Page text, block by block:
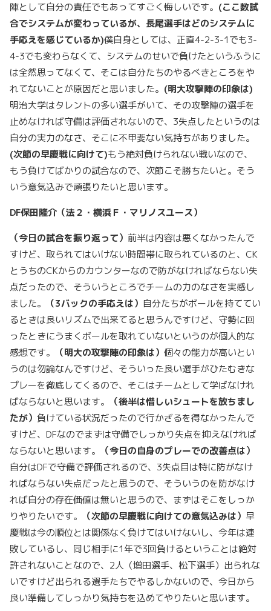
陣として自分の責任でもあってすごく悔しいです。 (ここ数試
合でシステムが変わっているが、長尾選手はどのシステムに
手応えを感じているか)僕自身としては、正直4-2-3-1でも3-
4-3でも変わらなくて、システムのせいで負けたというふうに
は全然思ってなくて、そこは自分たちのやるべきところをや
れてないことが原因だと思いました。 (明大攻撃陣の印象は)
明治大学はタレントの多い選手がいて、その攻撃陣の選手を
止めなければ守備は評価されないので、3失点したというのは
自分の実力のなさ、そこに不甲斐ない気持ちがありました。
(次節の早慶戦に向けて)もう絶対負けられない戦いなので、
もう負けてばかりの試合なので、次節こそ勝ちたいと。そう
いう意気込みで頑張りたいと思います。
DF保田隆介（法２・横浜Ｆ・マリノスユース）
（今日の試合を振り返って） 前半は内容は悪くなかったんで
すけど、取られてはいけない時間帯に取られているのと、CK
とうちのCKからのカウンターなので防がなければならない失
点だったので、そういうところでチームの力のなさを実感し
ました。
（3バックの手応えは） 自分たちがボールを持ててい
るときは良いリズムで出来てると思うんですけど、守勢に回
ったときにうまくボールを取れていないというのが個人的な
感想です。
（明大の攻撃陣の印象は） 個々の能力が高いとい
うのは勿論なんですけど、そういった良い選手がひたむきな
プレーを徹底してくるので、そこはチームとして学ばなけれ
ばならないと思います。
（後半は惜しいシュートを放ちまし
たが） 負けている状況だったので行かざるを得なかったんで
すけど、DFなのでまずは守備でしっかり失点を抑えなければ
ならないと思います。
（今日の自身のプレーでの改善点は）
自分はDFで守備で評価されるので、3失点目は特に防がなけ
ればならない失点だったと思うので、そういうのを防がなけ
れば自分の存在価値は無いと思うので、まずはそこをしっか
りやりたいです。
（次節の早慶戦に向けての意気込みは） 早
慶戦は今の順位とは関係なく負けてはいけないし、今年は連
敗しているし、同じ相手に1年で3回負けるということは絶対
許されないことなので、2人（増田選手、松下選手）出られな
いですけど出られる選手たちでやるしかないので、今日から
良い準備してしっかり気持ちを込めてやりたいと思います。